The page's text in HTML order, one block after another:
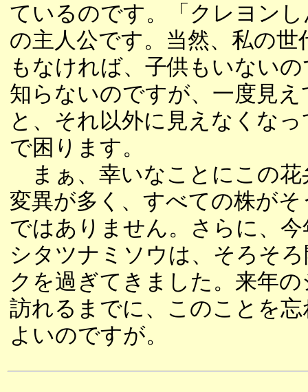
ているのです。「クレヨン
の主人公です。当然、私の世
もなければ、子供もいない
知らないのですが、一度見
と、それ以外に見えなくな
で困ります。
まぁ、幸いなことにこの花
変異が多く、すべての株が
ではありません。さらに、
シタツナミソウは、そろそ
クを過ぎてきました。来年
訪れるまでに、このことを
よいのですが。